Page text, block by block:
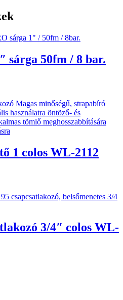
sárga 50fm / 8 bar.
1 colos WL-2112
3/4″ colos WL-